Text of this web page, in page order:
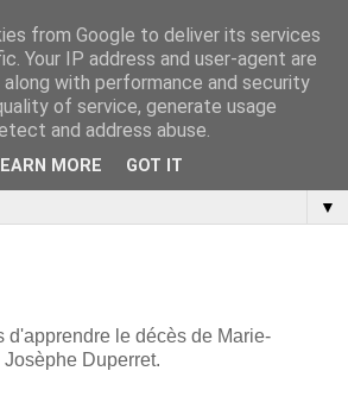
▼
d'apprendre le décès de Marie-
Josèphe Duperret.
from Google to deliver its services
Your IP address and user-agent are
with performance and security
of service, generate usage
and address abuse.
MORE GOT IT